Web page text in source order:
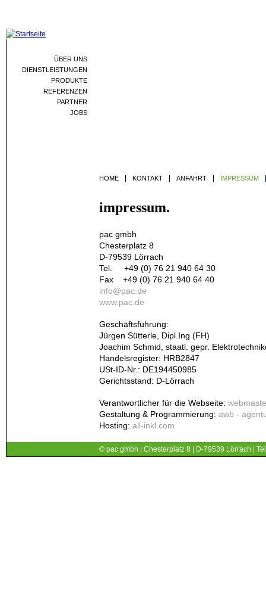
HOME KONTAKT ANFAHRT IMPRESSUM
impressum.
pac gmbh
Chesterplatz 8
D-79539 Lörrach
Tel. +49 (0) 76 21 940 64 30
Fax +49 (0) 76 21 940 64 40
info@pac.de
www.pac.de
Geschäftsführung:
Jürgen Sütterle, Dipl.Ing (FH)
Joachim Schmid, staatl. gepr.
Handelsregister: HRB2847
USt-ID-Nr.: DE194450985
Gerichtsstand: D-Lörrach
Verantwortlicher für die Webseite:
Gestaltung & Programmierung: awb -
Hosting: all-inkl.com
ÜBER UNS
DIENSTLEISTUNGEN
PRODUKTE
REFERENZEN
PARTNER
JOBS
© pac gmbh | Chesterplatz 8 | D-79539 Lörrach |